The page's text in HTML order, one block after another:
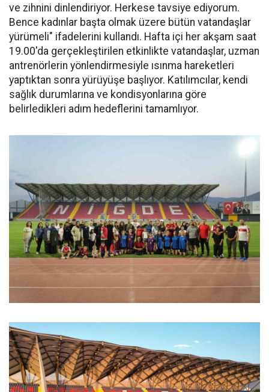
ve zihnini dinlendiriyor. Herkese tavsiye ediyorum.
Bence kadınlar başta olmak üzere bütün vatandaşlar
yürümeli" ifadelerini kullandı. Hafta içi her akşam saat
19.00'da gerçekleştirilen etkinlikte vatandaşlar, uzman
antrenörlerin yönlendirmesiyle ısınma hareketleri
yaptıktan sonra yürüyüşe başlıyor. Katılımcılar, kendi
sağlık durumlarına ve kondisyonlarına göre
belirledikleri adım hedeflerini tamamlıyor.